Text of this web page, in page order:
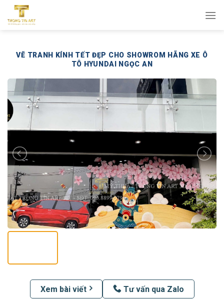
qua
VẼ TRANH KÍNH TẾT ĐẸP CHO SHOWROM HÃNG XE Ô
TÔ HYUNDAI NGỌC AN
Xem bài viết Tư vấn qua Zalo